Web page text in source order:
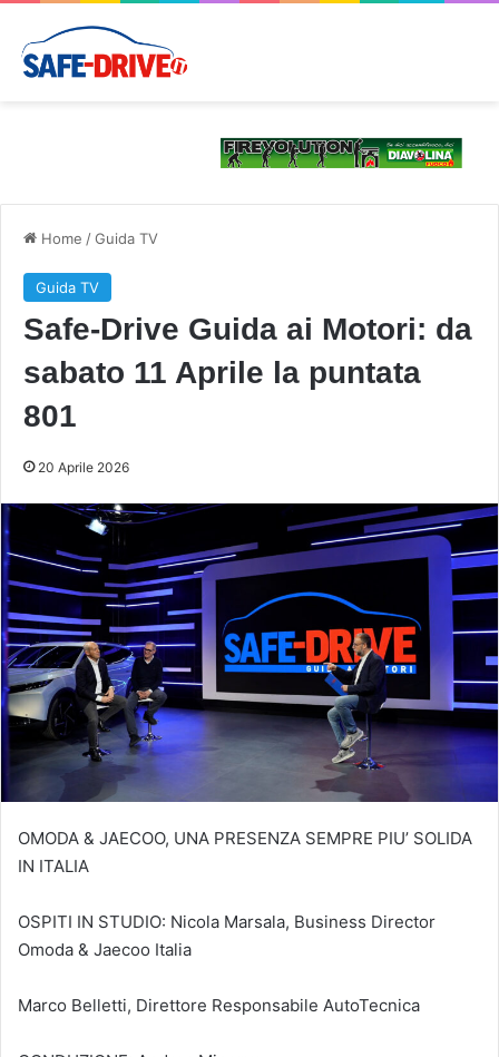
Home /Guida TV
Guida TV
Safe-Drive Guida ai Motori: da
sabato 11 Aprile la puntata
801
20 Aprile 2026
OMODA & JAECOO, UNA PRESENZA SEMPRE PIU’ SOLIDA
IN ITALIA
OSPITI IN STUDIO: Nicola Marsala, Business Director
Omoda & Jaecoo Italia
Marco Belletti, Direttore Responsabile AutoTecnica